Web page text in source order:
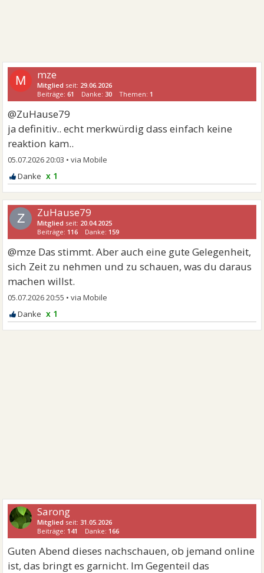
M mze
Mitglied seit: 29.06.2026
Beiträge:61 Danke:30 Themen: 1
@ZuHause79
ja definitiv.. echt merkwürdig dass einfach keine
reaktion kam..
05.07.2026 20:03 •
x 1
Z ZuHause79
Mitglied seit: 20.04.2025
Beiträge: 116 Danke: 159
@mze Das stimmt. Aber auch eine gute Gelegenheit,
sich Zeit zu nehmen und zu schauen, was du daraus
machen willst.
05.07.2026 20:55 •
x 1
Sarong
Mitglied seit:31.05.2026
Beiträge: 141 Danke: 166
Guten Abend dieses nachschauen, ob jemand online
ist, das bringt es garnicht. Im Gegenteil das